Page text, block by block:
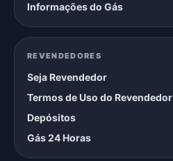
Informações do Gás
REVENDEDORES
Seja Revendedor
Termos de Uso do Revendedor
Depósitos
Gás 24 Horas